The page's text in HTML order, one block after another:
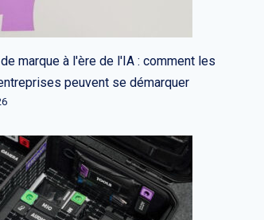
marque à l'ère de l'IA : comment les
peuvent se démarquer